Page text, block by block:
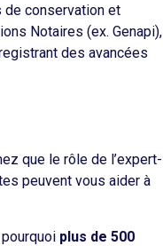
de conservation et
Notaires (ex. Genapi),
des avancées
que le rôle de l’expert-
peuvent vous aider à
plus de 500